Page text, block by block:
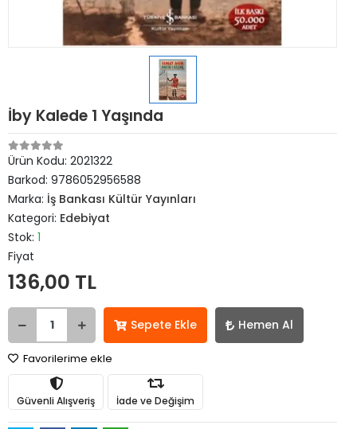
İby Kalede 1 Yaşında
Ürün Kodu: 2021322
Barkod: 9786052956588
Marka: İş Bankası Kültür Yayınları
Kategori: Edebiyat
Stok: 1
Fiyat
136,00 TL
Sepete Ekle Hemen Al
Favorilerime ekle
Güvenli Alışveriş İade ve Değişim